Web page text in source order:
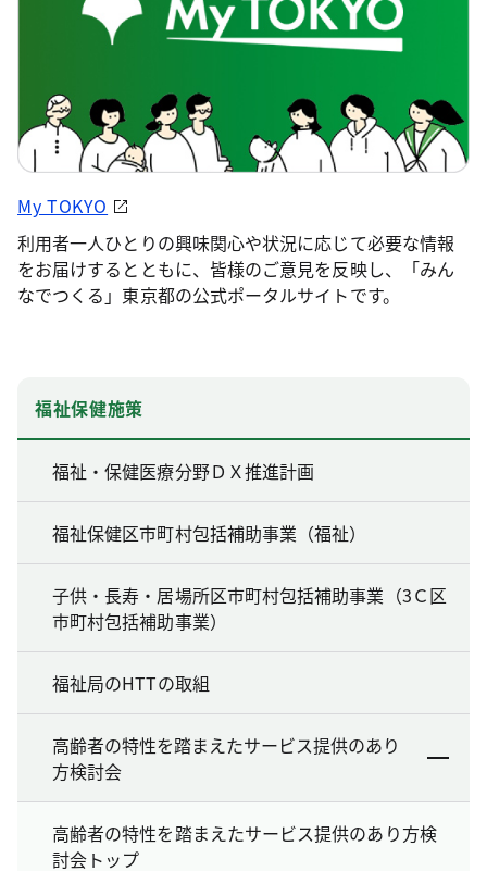
My TOKYO
利用者一人ひとりの興味関心や状況に応じて必要な情報
をお届けするとともに、皆様のご意見を反映し、「みん
なでつくる」東京都の公式ポータルサイトです。
福祉保健施策
福祉・保健医療分野ＤＸ推進計画
福祉保健区市町村包括補助事業（福祉）
子供・長寿・居場所区市町村包括補助事業（3Ｃ区
市町村包括補助事業）
福祉局のHTTの取組
高齢者の特性を踏まえたサービス提供のあり
方検討会
高齢者の特性を踏まえたサービス提供のあり方検
討会トップ